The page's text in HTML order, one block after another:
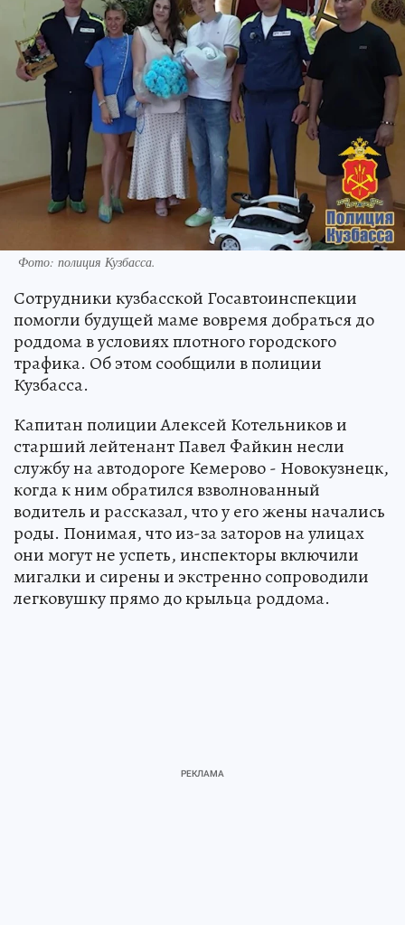
Фото: полиция Кузбасса.
Сотрудники кузбасской Госавтоинспекции
помогли будущей маме вовремя добраться до
роддома в условиях плотного городского
трафика. Об этом сообщили в полиции
Кузбасса.
Капитан полиции Алексей Котельников и
старший лейтенант Павел Файкин несли
службу на автодороге Кемерово - Новокузнецк,
когда к ним обратился взволнованный
водитель и рассказал, что у его жены начались
роды. Понимая, что из-за заторов на улицах
они могут не успеть, инспекторы включили
мигалки и сирены и экстренно сопроводили
легковушку прямо до крыльца роддома.